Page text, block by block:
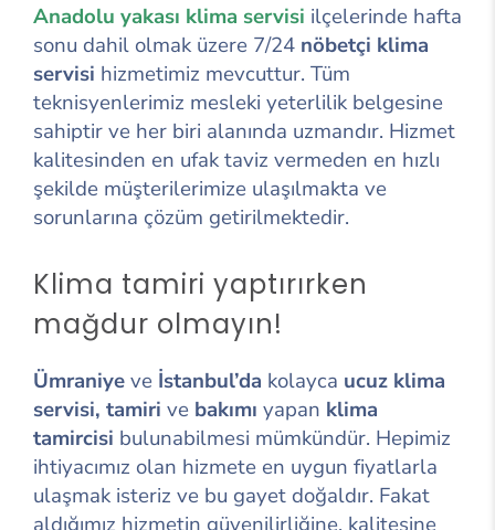
Anadolu yakası klima servisi ilçelerinde hafta
sonu dahil olmak üzere 7/24 nöbetçi klima
servisi hizmetimiz mevcuttur. Tüm
teknisyenlerimiz mesleki yeterlilik belgesine
sahiptir ve her biri alanında uzmandır. Hizmet
kalitesinden en ufak taviz vermeden en hızlı
şekilde müşterilerimize ulaşılmakta ve
sorunlarına çözüm getirilmektedir.
Klima tamiri yaptırırken
mağdur olmayın!
Ümraniyeve İstanbul’da kolayca ucuz klima
servisi, tamiri ve bakımı yapan klima
tamircisi bulunabilmesi mümkündür. Hepimiz
ihtiyacımız olan hizmete en uygun fiyatlarla
ulaşmak isteriz ve bu gayet doğaldır. Fakat
aldığımız hizmetin güvenilirliğine, kalitesine